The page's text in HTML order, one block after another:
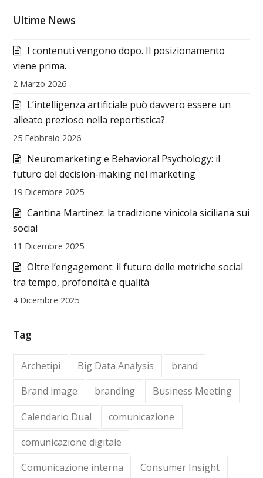
Ultime News
I contenuti vengono dopo. Il posizionamento
viene prima.
2 Marzo 2026
L’intelligenza artificiale può davvero essere un
alleato prezioso nella reportistica?
25 Febbraio 2026
Neuromarketing e Behavioral Psychology: il
futuro del decision-making nel marketing
19 Dicembre 2025
Cantina Martinez: la tradizione vinicola siciliana sui
social
11 Dicembre 2025
Oltre l’engagement: il futuro delle metriche social
tra tempo, profondità e qualità
4 Dicembre 2025
Tag
Archetipi Big Data Analysis
brand
Brand image
branding
Business Meeting
Calendario Dual
comunicazione
comunicazione digitale
Comunicazione interna
Consumer Insight